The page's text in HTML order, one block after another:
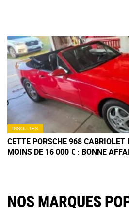
INSOLITES
CETTE PORSCHE 968
MOINS DE 16 000 € : BONNE
NOS MARQUES